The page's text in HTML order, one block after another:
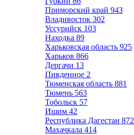
Приморский край 943
Владивосток 302
Уссурийск 103
Находка 89
Харьковская область 925
Харьков 866
Дергачи 13
Пивденное 2
Тюменская область 881
Тюмень 563
Тобольск 57
Ишим 42
Республика Дагестан 872
Махачкала 414